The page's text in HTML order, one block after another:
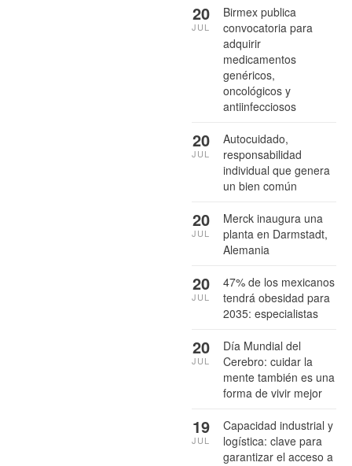
Birmex publica
convocatoria para
adquirir
medicamentos
genéricos,
oncológicos y
antiinfecciosos
20
JUL
Autocuidado,
responsabilidad
individual que genera
un bien común
20
JUL
Merck inaugura una
planta en Darmstadt,
Alemania
20
JUL
47% de los mexicanos
tendrá obesidad para
2035: especialistas
20
JUL
Día Mundial del
Cerebro: cuidar la
mente también es una
forma de vivir mejor
20
JUL
Capacidad industrial y
logística: clave para
garantizar el acceso a
19
JUL